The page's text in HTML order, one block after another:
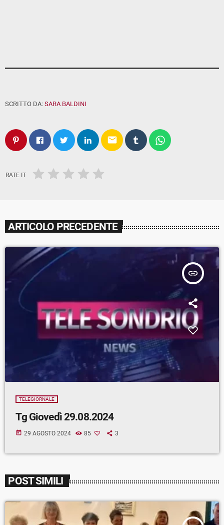
SCRITTO DA: SARA BALDINI
email
RATE IT
ARTICOLO PRECEDENTE
insert_link
TELEGIORNALE
Tg Giovedì 29.08.2024
today 29 AGOSTO 2024 85 3
POST SIMILI